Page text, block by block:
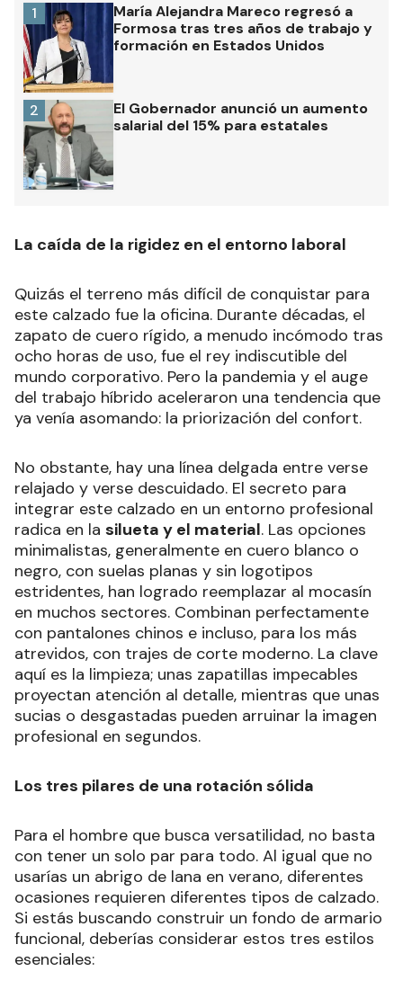
María Alejandra Mareco regresó a
Formosa tras tres años de trabajo y
formación en Estados Unidos
1
El Gobernador anunció un aumento
salarial del 15% para estatales
2
La caída de la rigidez en el entorno laboral
Quizás el terreno más difícil de conquistar para
este calzado fue la oficina. Durante décadas, el
zapato de cuero rígido, a menudo incómodo tras
ocho horas de uso, fue el rey indiscutible del
mundo corporativo. Pero la pandemia y el auge
del trabajo híbrido aceleraron una tendencia que
ya venía asomando: la priorización del confort.
No obstante, hay una línea delgada entre verse
relajado y verse descuidado. El secreto para
integrar este calzado en un entorno profesional
radica en la silueta y el material. Las opciones
minimalistas, generalmente en cuero blanco o
negro, con suelas planas y sin logotipos
estridentes, han logrado reemplazar al mocasín
en muchos sectores. Combinan perfectamente
con pantalones chinos e incluso, para los más
atrevidos, con trajes de corte moderno. La clave
aquí es la limpieza; unas zapatillas impecables
proyectan atención al detalle, mientras que unas
sucias o desgastadas pueden arruinar la imagen
profesional en segundos.
Los tres pilares de una rotación sólida
Para el hombre que busca versatilidad, no basta
con tener un solo par para todo. Al igual que no
usarías un abrigo de lana en verano, diferentes
ocasiones requieren diferentes tipos de calzado.
Si estás buscando construir un fondo de armario
funcional, deberías considerar estos tres estilos
esenciales: